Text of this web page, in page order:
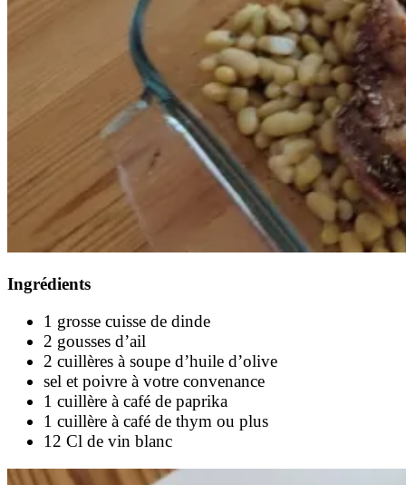
Ingrédients
1 grosse cuisse de dinde
2 gousses d’ail
2 cuillères à soupe d’huile d’olive
sel et poivre à votre convenance
1 cuillère à café de paprika
1 cuillère à café de thym ou plus
12 Cl de vin blanc